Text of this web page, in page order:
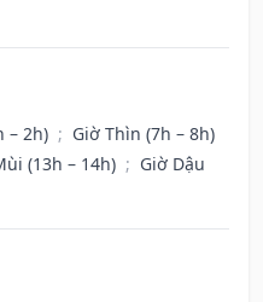
– 2h) ; Giờ Thìn (7h – 8h)
(13h – 14h) ; Giờ Dậu